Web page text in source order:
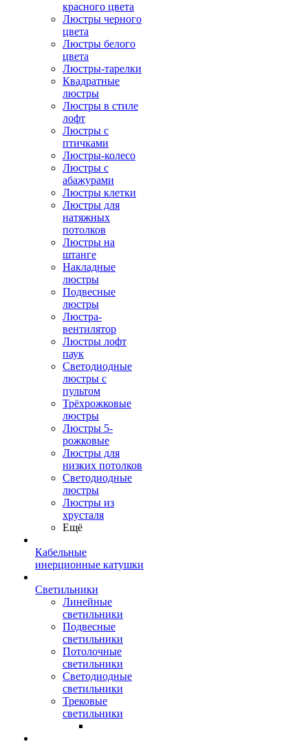
красного цвета
Люстры черного
цвета
Люстры белого
цвета
Люстры-тарелки
Квадратные
люстры
Люстры в стиле
лофт
Люстры с
птичками
Люстры-колесо
Люстры с
абажурами
Люстры клетки
Люстры для
натяжных
потолков
Люстры на
штанге
Накладные
люстры
Подвесные
люстры
Люстра-
вентилятор
Люстры лофт
паук
Светодиодные
люстры с
пультом
Трёхрожковые
люстры
Люстры 5-
рожковые
Люстры для
низких потолков
Cветодиодные
люстры
Люстры из
хрусталя
Ещё
Кабельные
инерционные катушки
Светильники
Линейные
светильники
Подвесные
светильники
Потолочные
светильники
Светодиодные
светильники
Трековые
светильники